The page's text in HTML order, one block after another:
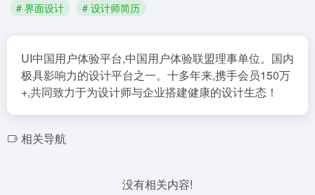
# 界面设计
# 设计师简历
UI中国用户体验平台,中国用户体验联盟理事单位。国内
极具影响力的设计平台之一。十多年来,携手会员150万
+,共同致力于为设计师与企业搭建健康的设计生态！
相关导航
没有相关内容!